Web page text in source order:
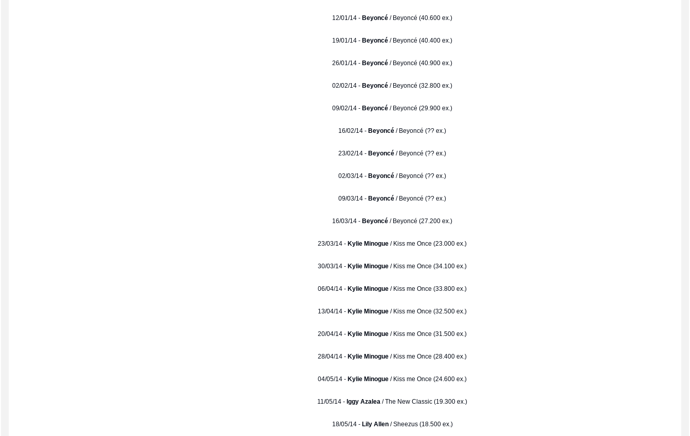
12/01/14 - Beyoncé / Beyoncé (40.600 ex.)
19/01/14 - Beyoncé / Beyoncé (40.400 ex.)
26/01/14 - Beyoncé / Beyoncé (40.900 ex.)
02/02/14 - Beyoncé / Beyoncé (32.800 ex.)
09/02/14 - Beyoncé / Beyoncé (29.900 ex.)
16/02/14 - Beyoncé / Beyoncé (?? ex.)
23/02/14 - Beyoncé / Beyoncé (?? ex.)
02/03/14 - Beyoncé / Beyoncé (?? ex.)
09/03/14 - Beyoncé / Beyoncé (?? ex.)
16/03/14 - Beyoncé / Beyoncé (27.200 ex.)
23/03/14 - Kylie Minogue / Kiss me Once (23.000 ex.)
30/03/14 - Kylie Minogue / Kiss me Once (34.100 ex.)
06/04/14 - Kylie Minogue / Kiss me Once (33.800 ex.)
13/04/14 - Kylie Minogue / Kiss me Once (32.500 ex.)
20/04/14 - Kylie Minogue / Kiss me Once (31.500 ex.)
28/04/14 - Kylie Minogue / Kiss me Once (28.400 ex.)
04/05/14 - Kylie Minogue / Kiss me Once (24.600 ex.)
11/05/14 - Iggy Azalea / The New Classic (19.300 ex.)
18/05/14 - Lily Allen/ Sheezus (18.500 ex.)